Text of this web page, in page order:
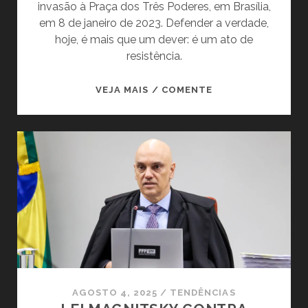
invasão à Praça dos Três Poderes, em Brasília,
em 8 de janeiro de 2023. Defender a verdade,
hoje, é mais que um dever: é um ato de
resistência.
VEJA MAIS / COMENTEA
AGOSTO 4, 2025 / TENDÊNCIAS